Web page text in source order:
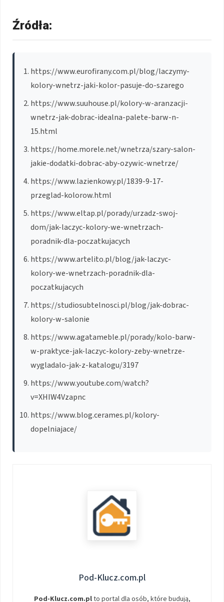
Źródła:
https://www.eurofirany.com.pl/blog/laczymy-
kolory-wnetrz-jaki-kolor-pasuje-do-szarego
https://www.suuhouse.pl/kolory-w-aranzacji-
wnetrz-jak-dobrac-idealna-palete-barw-n-
15.html
https://home.morele.net/wnetrza/szary-salon-
jakie-dodatki-dobrac-aby-ozywic-wnetrze/
https://www.lazienkowy.pl/1839-9-17-
przeglad-kolorow.html
https://www.eltap.pl/porady/urzadz-swoj-
dom/jak-laczyc-kolory-we-wnetrzach-
poradnik-dla-poczatkujacych
https://www.artelito.pl/blog/jak-laczyc-
kolory-we-wnetrzach-poradnik-dla-
poczatkujacych
https://studiosubtelnosci.pl/blog/jak-dobrac-
kolory-w-salonie
https://www.agatameble.pl/porady/kolo-barw-
w-praktyce-jak-laczyc-kolory-zeby-wnetrze-
wygladalo-jak-z-katalogu/3197
https://www.youtube.com/watch?
v=XHIW4Vzapnc
https://www.blog.cerames.pl/kolory-
dopelniajace/
Pod-Klucz.com.pl
Pod-Klucz.com.plto portal dla osób, które budują,